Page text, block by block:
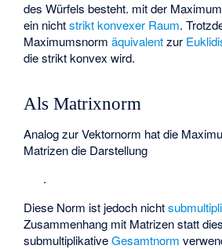
des Würfels besteht. mit der
ein nichtstrikt konvexer Raum.
Maximumsnormäquivalentzur
diestrikt konvex wird.
Als Matrixnorm
Analog zurVektornorm hat die
Matrizendie Darstellung
.
Diese Norm ist jedoch nicht
Zusammenhang mit Matrizen statt
submultiplikativeGesamtnorm